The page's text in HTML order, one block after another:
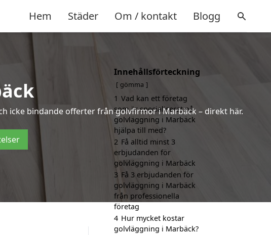
Hem Städer Om / kontakt Blogg
icke bindande offerter från golvfirmor i Marbäck – direkt här.
Innehållsförteckning
gömma
1 Vad kan ett företag
som är specialiserat på
golvläggning i Marbäck
hjälpa till med?
2 Få alltid minst 3
erbjudanden för
golvläggning i Marbäck
3 Få 3 erbjudanden för
golvläggning i Marbäck
från professionella
företag
4 Hur mycket kostar
golvläggning i Marbäck?